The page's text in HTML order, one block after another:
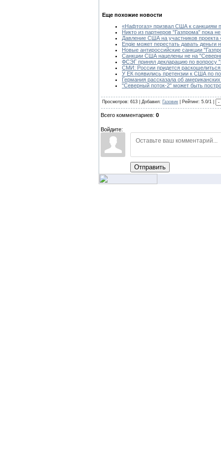
Еще похожие новости
«Нафтогаз» призвал США к санкциям
Никто из партнеров "Газпрома" пока
Давление США на участников
Engie может перестать давать
Новые антироссийские санкции
Санкции США нацелены не на
ФСЭГ принял декларацию по вопросу
СМИ: России придется
У ЕК появились претензии к США по
Германия рассказала об
"Северный поток-2" может быть
Просмотров: 613 | Добавил: Газовик | Рейтинг: 5.0/1 |
Всего комментариев: 0
Войдите:
Отправить